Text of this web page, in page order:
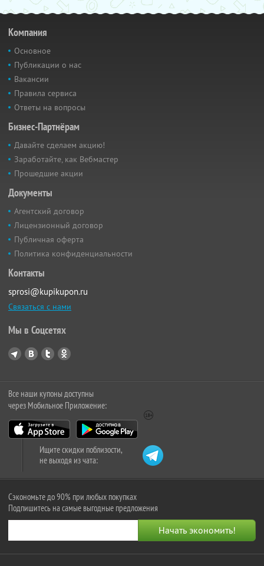
Компания
Основное
Публикации о нас
Вакансии
Правила сервиса
Ответы на вопросы
Бизнес-Партнёрам
Давайте сделаем акцию!
Заработайте, как Вебмастер
Прошедшие акции
Документы
Агентский договор
Лицензионный договор
Публичная оферта
Политика конфиденциальности
Контакты
sprosi@kupikupon.ru
Связаться с нами
Мы в Соцсетях
Все наши купоны доступны
через Мобильное Приложение:
Ищите скидки поблизости,
не выходя из чата:
Сэкономьте до 90% при любых покупках
Подпишитесь на самые выгодные предложения